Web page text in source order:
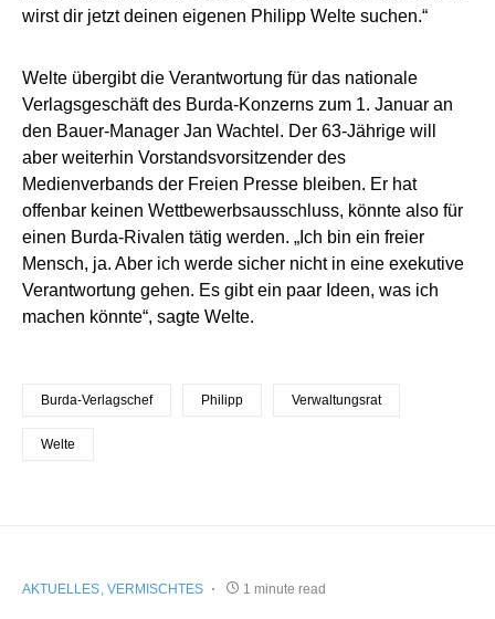
wirst dir jetzt deinen eigenen Philipp Welte suchen.“
Welte übergibt die Verantwortung für das nationale
Verlagsgeschäft des Burda-Konzerns zum 1. Januar an
den Bauer-Manager Jan Wachtel. Der 63-Jährige will
aber weiterhin Vorstandsvorsitzender des
Medienverbands der Freien Presse bleiben. Er hat
offenbar keinen Wettbewerbsausschluss, könnte also für
einen Burda-Rivalen tätig werden. „Ich bin ein freier
Mensch, ja. Aber ich werde sicher nicht in eine exekutive
Verantwortung gehen. Es gibt ein paar Ideen, was ich
machen könnte“, sagte Welte.
Burda-Verlagschef Philipp Verwaltungsrat
Welte
AKTUELLES VERMISCHTES 1 minute read